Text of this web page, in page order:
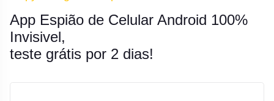
App Espião de Celular Android 100%
Invisivel,
teste grátis por 2 dias!